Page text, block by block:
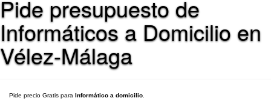
Pide presupuesto de
Informáticos a Domicilio en
Vélez-Málaga
Pide precio Gratis para Informático a domicilio